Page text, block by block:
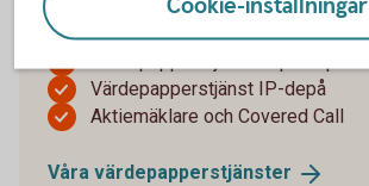
Värdepapperstjänst Bas
Värdepapperstjänst ISK
Värdepapperstjänst IP-depå
Aktiemäklare och Covered Call
Våra värdepapperstjänster